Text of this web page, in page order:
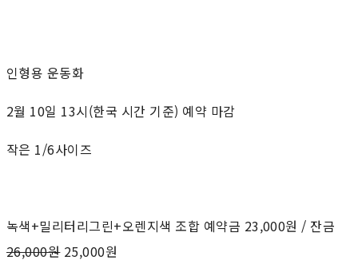
인형용 운동화
2월 10일 13시(한국 시간 기준) 예약 마감
작은 1/6사이즈
녹색+밀리터리그린+오렌지색 조합 예약금 23,000원 / 잔금
26,000원25,000원